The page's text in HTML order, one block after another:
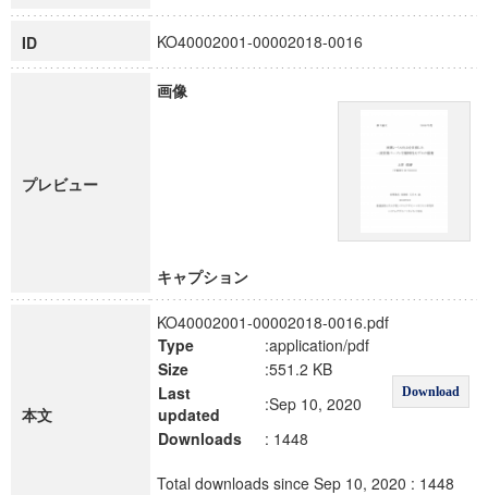
ID KO40002001-00002018-0016
プレビュー
画像
キャプション
本文
KO40002001-00002018-0016.pdf
Type
:application/pdf
Download
Size
:551.2 KB
Last
updated
:Sep 10, 2020
Downloads
: 1448
Total downloads since Sep 10, 2020 : 1448